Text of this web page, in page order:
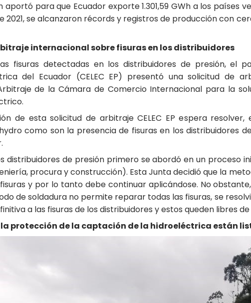
para que Ecuador exporte 1.301,59 GWh a los países
2021, se alcanzaron récords y registros de producción con
internacional sobre fisuras en los distribuidores
fisuras detectadas en los distribuidores de presión, el
del Ecuador (CELEC EP) presentó una solicitud de
de la Cámara de Comercio Internacional para la
de esta solicitud de arbitraje CELEC EP espera
como son la presencia de fisuras en los distribuidores
distribuidores de presión primero se abordó en un proceso
procura y construcción). Esta Junta decidió que la
y por lo tanto debe continuar aplicándose. No
de soldadura no permite reparar todas las fisuras, se
a las fisuras de los distribuidores y estos queden libres
la protección de la captación de la hidroeléctrica están